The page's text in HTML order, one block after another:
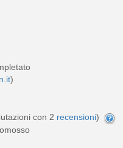
)
con 2 recensioni)